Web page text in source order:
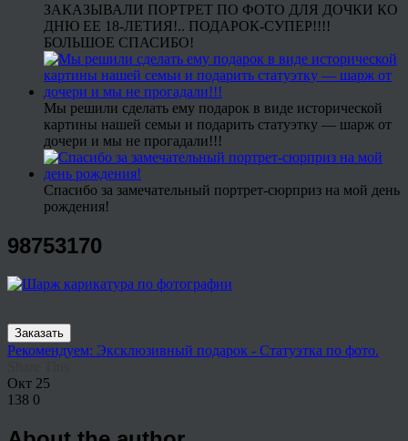
ЗАКАЗЫВАЛИ ПОРТРЕТ ПО ФОТО ДЛЯ ДОЧКИ КО
ДНЮ ЕЕ 18-ЛЕТИЯ!.. ПОДАРОК-СУПЕР!!!!
БОЛЬШОЕ СПАСИБО!
Мы решили сделать ему подарок в виде исторической
картины нашей семьи и подарить статуэтку — шарж от
дочери и мы не прогадали!!!
Спасибо за замечательный портрет-сюрприз на мой день
рождения!
98753170
Заказать
Рекомендуем: Эксклюзивный подарок - Статуэтка по фото.
Окт 25
138 0